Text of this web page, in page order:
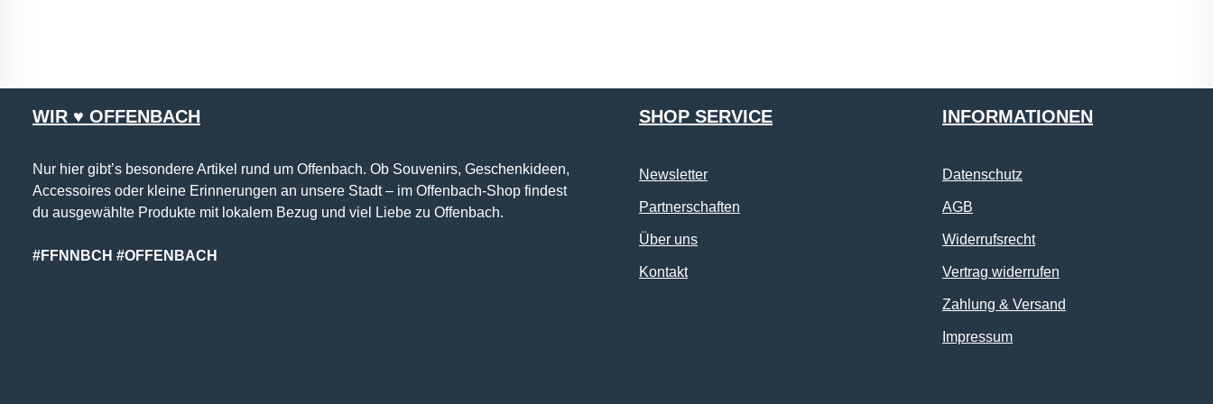
WIR ♥ OFFENBACH
Nur hier gibt’s besondere Artikel rund um Offenbach. Ob Souvenirs, Geschenkideen,
Accessoires oder kleine Erinnerungen an unsere Stadt – im Offenbach-Shop findest
du ausgewählte Produkte mit lokalem Bezug und viel Liebe zu Offenbach.
#FFNNBCH #OFFENBACH
SHOP SERVICE
Newsletter
Partnerschaften
Über uns
Kontakt
INFORMATIONEN
Datenschutz
AGB
Widerrufsrecht
Vertrag widerrufen
Zahlung & Versand
Impressum